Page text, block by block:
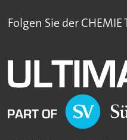
Folgen Sie der CHEMIE